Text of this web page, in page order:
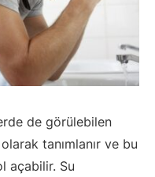
de görülebilen
tanımlanır ve bu
açabilir. Su